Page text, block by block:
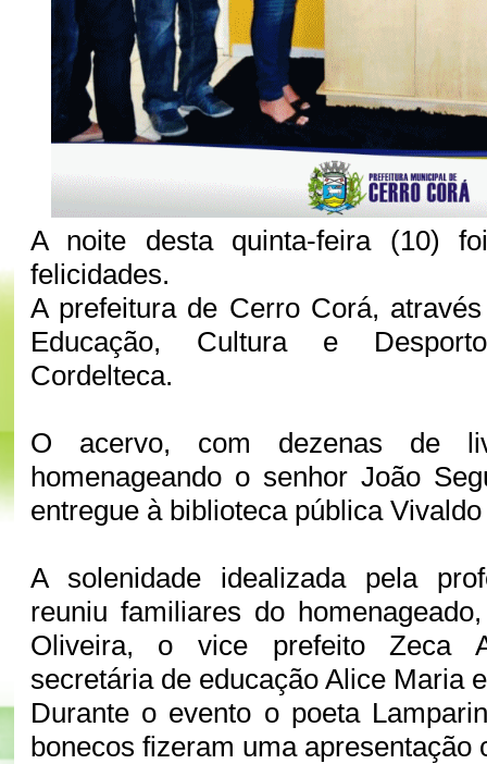
A noite desta quinta-feira (10)
felicidades.
A prefeitura de Cerro Corá,
Educação, Cultura e
Cordelteca.
O acervo, com dezenas de
homenageando o senhor João
entregue à biblioteca pública
A solenidade idealizada pela
reuniu familiares do
Oliveira, o vice prefeito Zeca
secretária de educação Alice Maria
Durante o evento o poeta
bonecos fizeram uma apresentação